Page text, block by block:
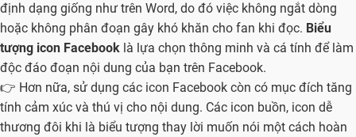
định dạng giống như trên Word, do đó việc không ngắt dòng
hoặc không phân đoạn gây khó khăn cho fan khi đọc. Biểu
tượng icon Facebook là lựa chọn thông minh và cá tính để làm
độc đáo đoạn nội dung của bạn trên Facebook.
👉 Hơn nữa, sử dụng các icon Facebook còn có mục đích tăng
tính cảm xúc và thú vị cho nội dung. Các icon buồn, icon dễ
thương đôi khi là biểu tượng thay lời muốn nói một cách hoàn